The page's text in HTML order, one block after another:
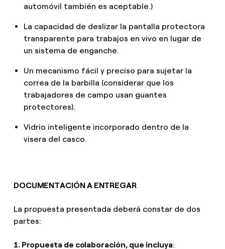
automóvil también es aceptable.)
La capacidad de deslizar la pantalla protectora
transparente para trabajos en vivo en lugar de
un sistema de enganche.
Un mecanismo fácil y preciso para sujetar la
correa de la barbilla (considerar que los
trabajadores de campo usan guantes
protectores).
Vidrio inteligente incorporado dentro de la
visera del casco.
DOCUMENTACIÓN A ENTREGAR
La propuesta presentada deberá constar de dos
partes:
1. Propuesta de colaboración, que incluya: